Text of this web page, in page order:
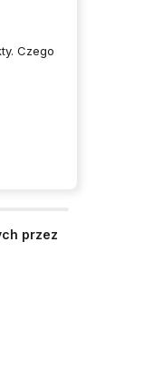
Czego
przez